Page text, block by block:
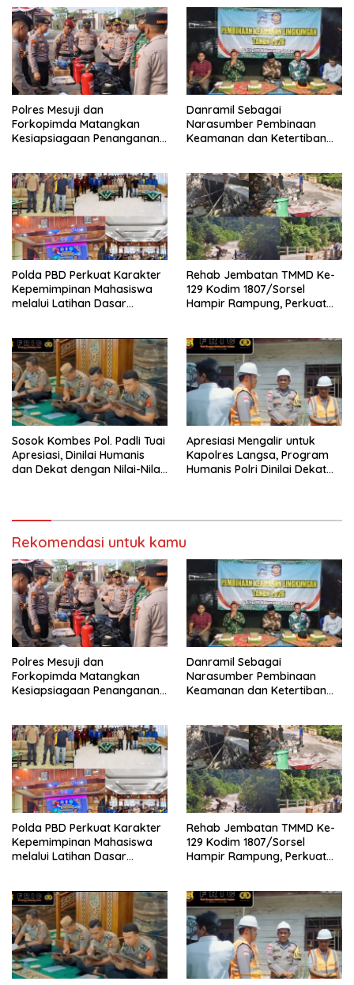
Polres Mesuji dan
Forkopimda Matangkan
Kesiapsiagaan Penanganan
Danramil Sebagai
Narasumber Pembinaan
Keamanan dan Ketertiban
Polda PBD Perkuat Karakter
Kepemimpinan Mahasiswa
melalui Latihan Dasar
Rehab Jembatan TMMD Ke-
129 Kodim 1807/Sorsel
Hampir Rampung, Perkuat
Sesor
Sosok Kombes Pol. Padli Tuai
Apresiasi, Dinilai Humanis
dan Dekat dengan Nilai-Nilai
Apresiasi Mengalir untuk
Kapolres Langsa, Program
Humanis Polri Dinilai Dekat
Rekomendasi untuk kamu
Polres Mesuji dan
Forkopimda Matangkan
Kesiapsiagaan Penanganan
Danramil Sebagai
Narasumber Pembinaan
Keamanan dan Ketertiban
Polda PBD Perkuat Karakter
Kepemimpinan Mahasiswa
melalui Latihan Dasar
Rehab Jembatan TMMD Ke-
129 Kodim 1807/Sorsel
Hampir Rampung, Perkuat
Sesor